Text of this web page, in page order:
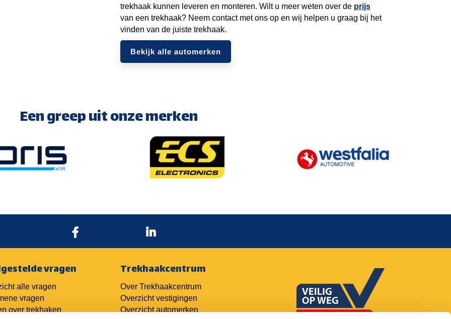
trekhaak kunnen leveren en monteren. Wilt u meer weten over de prijs
van een trekhaak? Neem contact met ons op en wij helpen u graag bij het
vinden van de juiste trekhaak.
Bekijk alle automerken
Een greep uit onze merken
vragen
alle vragen
vragen
over trekhaken
Trekhaakcentrum
Over Trekhaakcentrum
Overzicht vestigingen
Overzicht automerken